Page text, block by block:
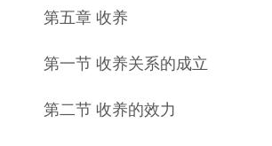
第五章 收养
第一节 收养关系的成立
第二节 收养的效力